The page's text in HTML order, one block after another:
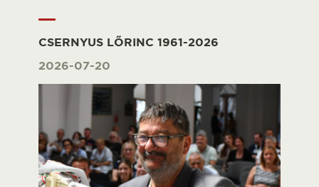
CSERNYUS LŐRINC 1961-2026
2026-07-20